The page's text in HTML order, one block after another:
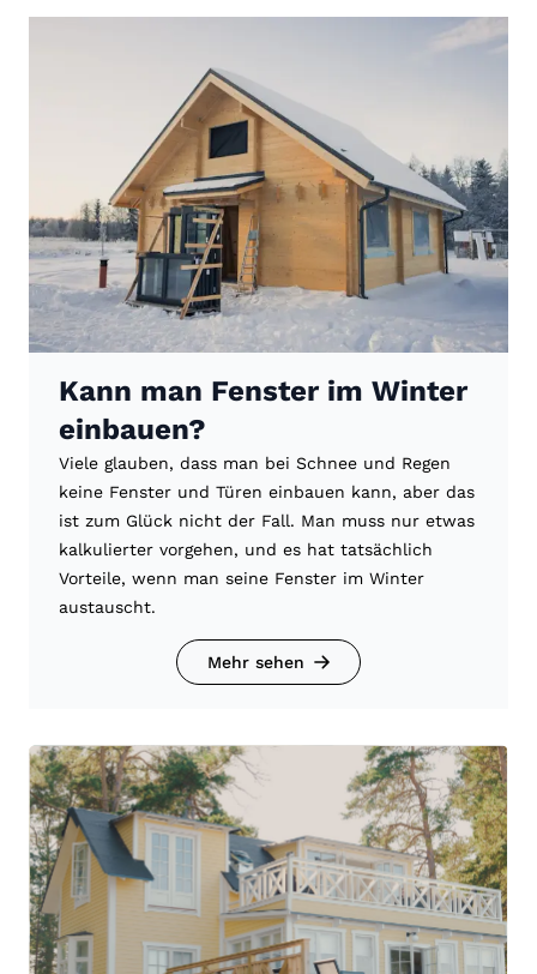
Kann man Fenster im Winter
einbauen?
Viele glauben, dass man bei Schnee und Regen
keine Fenster und Türen einbauen kann, aber das
ist zum Glück nicht der Fall. Man muss nur etwas
kalkulierter vorgehen, und es hat tatsächlich
Vorteile, wenn man seine Fenster im Winter
austauscht.
Mehr sehen